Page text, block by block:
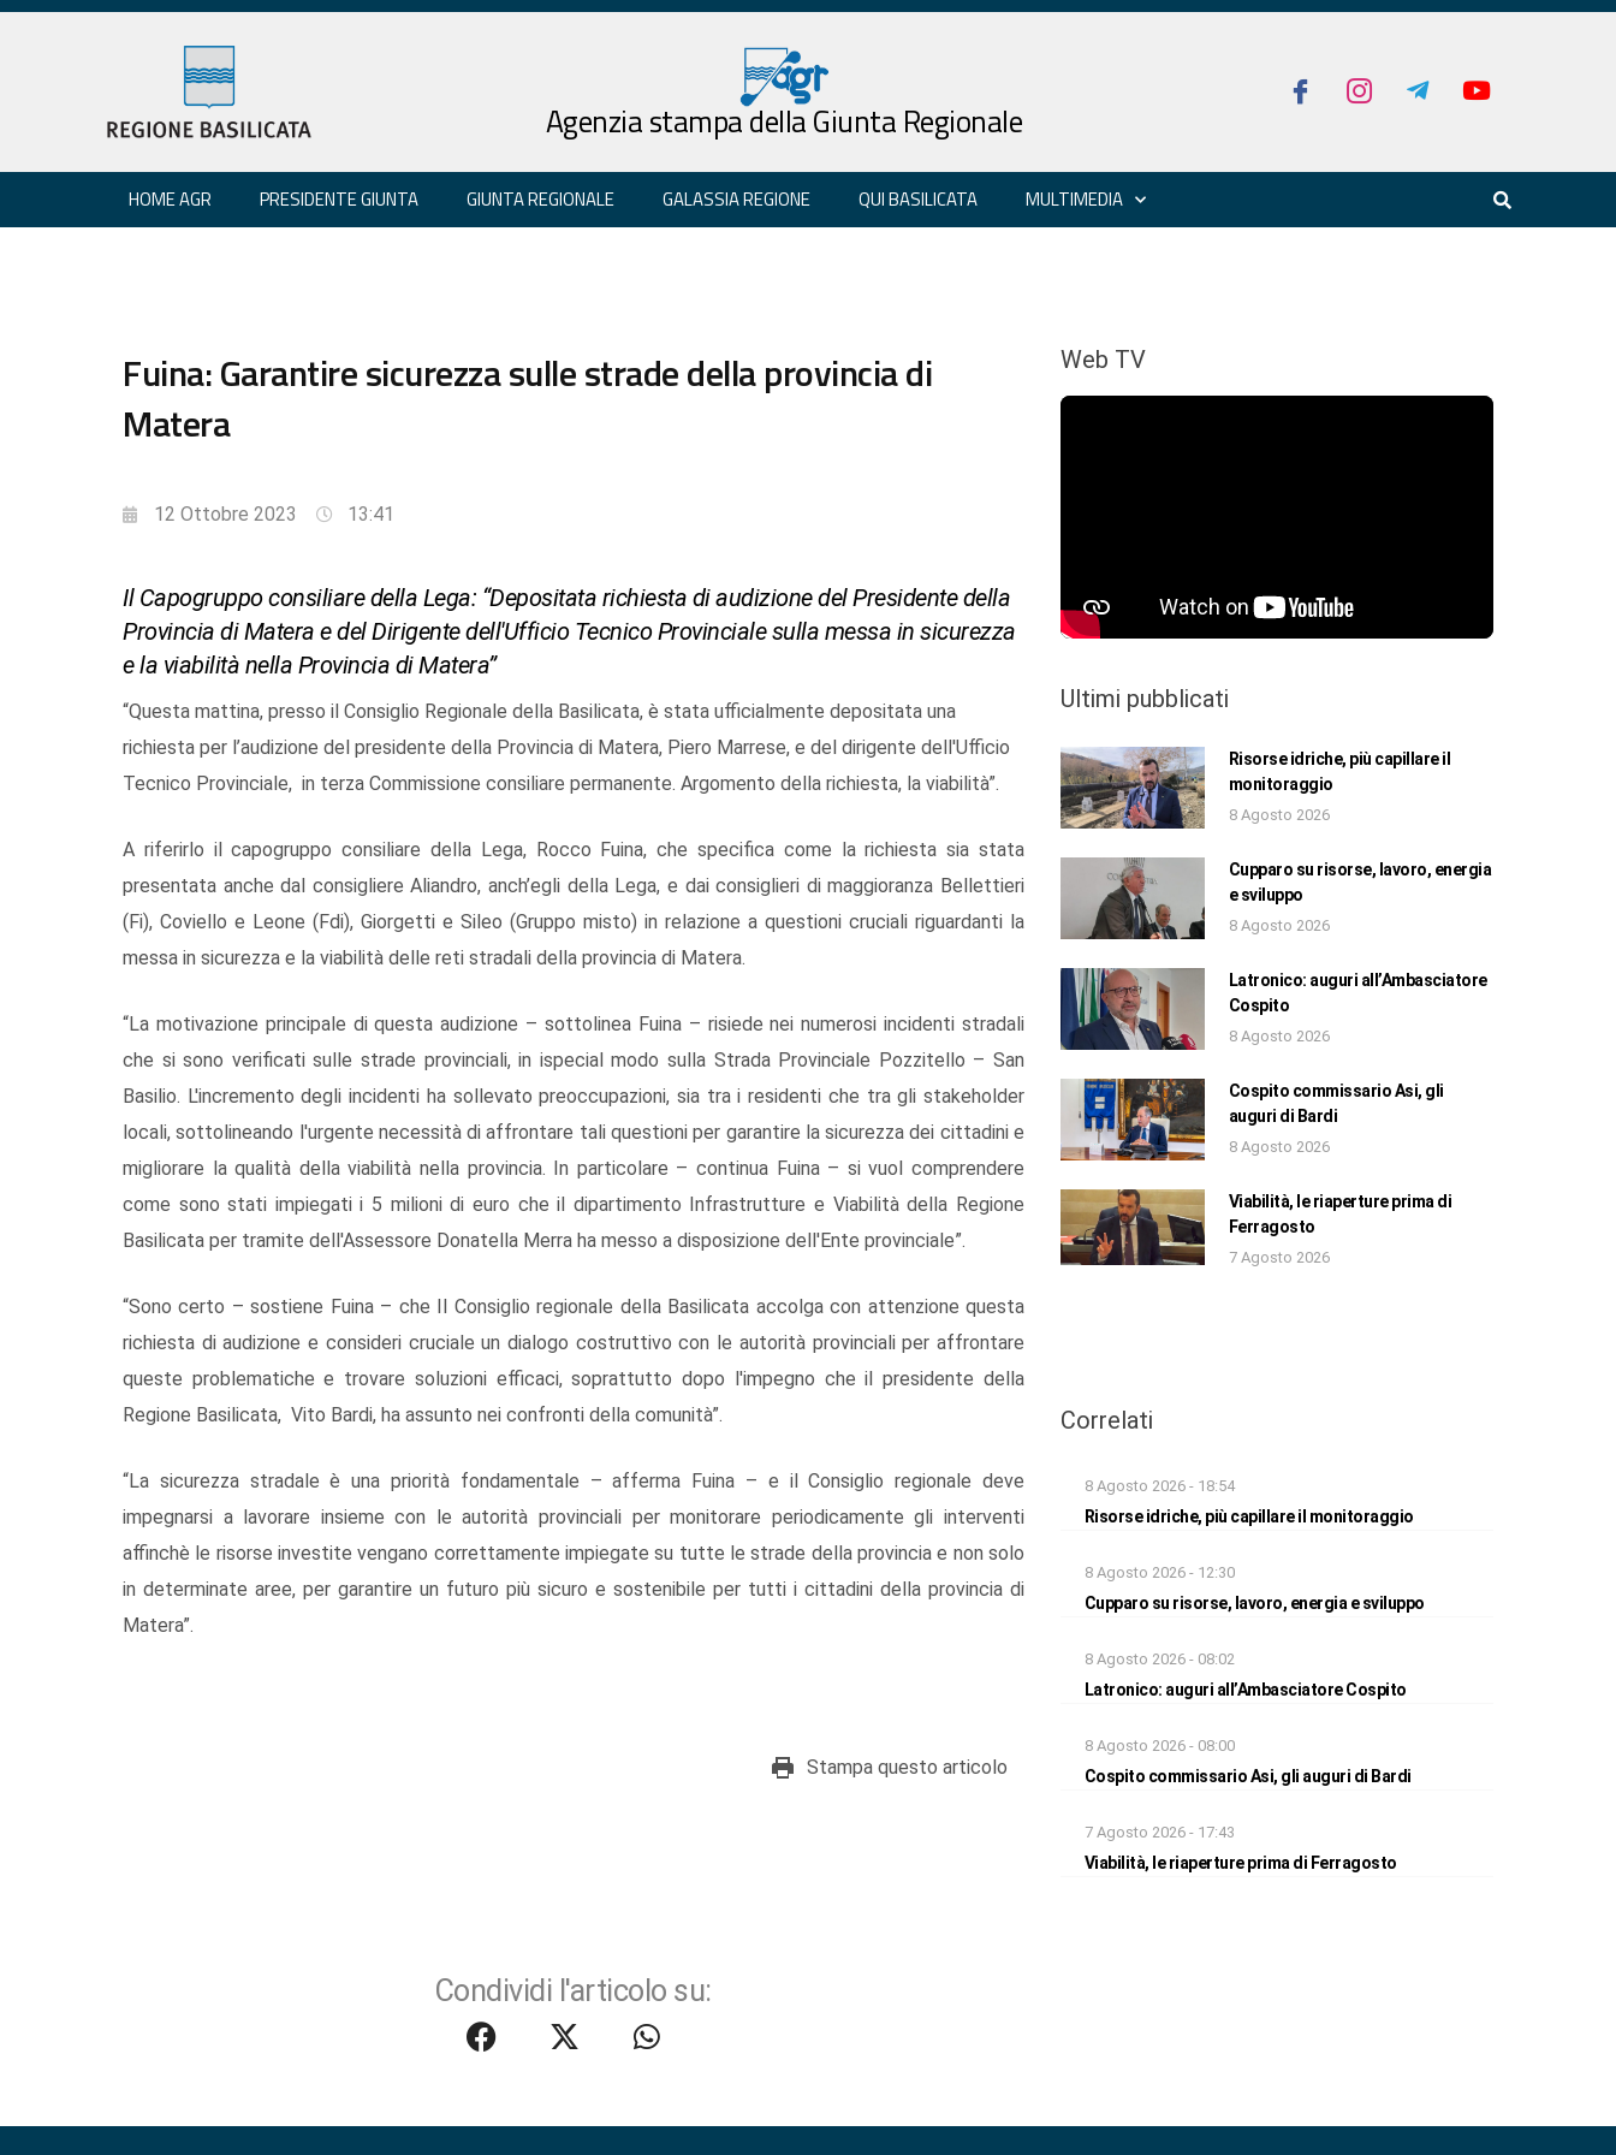
Agenzia stampa della Giunta Regionale
HOME AGR PRESIDENTE GIUNTA GIUNTA REGIONALE GALASSIA REGIONE QUI BASILICATA MULTIMEDIA
Fuina: Garantire sicurezza sulle strade della provincia di
Matera
12 Ottobre 2023 13:41
Il Capogruppo consiliare della Lega: “Depositata richiesta di audizione del Presidente della
Provincia di Matera e del Dirigente dell'Ufficio Tecnico Provinciale sulla messa in sicurezza
e la viabilità nella Provincia di Matera”
“Questa mattina, presso il Consiglio Regionale della Basilicata, è stata ufficialmente depositata una
richiesta per l’audizione del presidente della Provincia di Matera, Piero Marrese, e del dirigente dell'Ufficio
Tecnico Provinciale, in terza Commissione consiliare permanente. Argomento della richiesta, la viabilità”.
A riferirlo il capogruppo consiliare della Lega, Rocco Fuina, che specifica come la richiesta sia stata
presentata anche dal consigliere Aliandro, anch’egli della Lega, e dai consiglieri di maggioranza Bellettieri
(Fi), Coviello e Leone (Fdi), Giorgetti e Sileo (Gruppo misto) in relazione a questioni cruciali riguardanti la
messa in sicurezza e la viabilità delle reti stradali della provincia di Matera.
“La motivazione principale di questa audizione – sottolinea Fuina – risiede nei numerosi incidenti stradali
che si sono verificati sulle strade provinciali, in ispecial modo sulla Strada Provinciale Pozzitello – San
Basilio. L'incremento degli incidenti ha sollevato preoccupazioni, sia tra i residenti che tra gli stakeholder
locali, sottolineando l'urgente necessità di affrontare tali questioni per garantire la sicurezza dei cittadini e
migliorare la qualità della viabilità nella provincia. In particolare – continua Fuina – si vuol comprendere
come sono stati impiegati i 5 milioni di euro che il dipartimento Infrastrutture e Viabilità della Regione
Basilicata per tramite dell'Assessore Donatella Merra ha messo a disposizione dell'Ente provinciale”.
“Sono certo – sostiene Fuina – che Il Consiglio regionale della Basilicata accolga con attenzione questa
richiesta di audizione e consideri cruciale un dialogo costruttivo con le autorità provinciali per affrontare
queste problematiche e trovare soluzioni efficaci, soprattutto dopo l'impegno che il presidente della
Regione Basilicata, Vito Bardi, ha assunto nei confronti della comunità”.
“La sicurezza stradale è una priorità fondamentale – afferma Fuina – e il Consiglio regionale deve
impegnarsi a lavorare insieme con le autorità provinciali per monitorare periodicamente gli interventi
affinchè le risorse investite vengano correttamente impiegate su tutte le strade della provincia e non solo
in determinate aree, per garantire un futuro più sicuro e sostenibile per tutti i cittadini della provincia di
Matera”.
Stampa questo articolo
Condividi l'articolo su:
Web TV
Ultimi pubblicati
Risorse idriche, più capillare il
monitoraggio
8 Agosto 2026
Cupparo su risorse, lavoro, energia
e sviluppo
8 Agosto 2026
Latronico: auguri all’Ambasciatore
Cospito
8 Agosto 2026
Cospito commissario Asi, gli
auguri di Bardi
8 Agosto 2026
Viabilità, le riaperture prima di
Ferragosto
7 Agosto 2026
Correlati
8 Agosto 2026 - 18:54
Risorse idriche, più capillare il monitoraggio
8 Agosto 2026 - 12:30
Cupparo su risorse, lavoro, energia e sviluppo
8 Agosto 2026 - 08:02
Latronico: auguri all’Ambasciatore Cospito
8 Agosto 2026 - 08:00
Cospito commissario Asi, gli auguri di Bardi
7 Agosto 2026 - 17:43
Viabilità, le riaperture prima di Ferragosto